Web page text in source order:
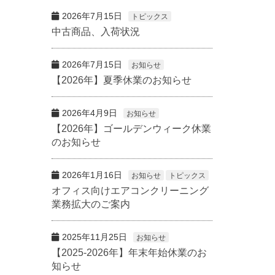
2026年7月15日 トピックス
中古商品、入荷状況
2026年7月15日 お知らせ
【2026年】夏季休業のお知らせ
2026年4月9日 お知らせ
【2026年】ゴールデンウィーク休業
のお知らせ
2026年1月16日 お知らせ トピックス
オフィス向けエアコンクリーニング
業務拡大のご案内
2025年11月25日 お知らせ
【2025-2026年】年末年始休業のお
知らせ